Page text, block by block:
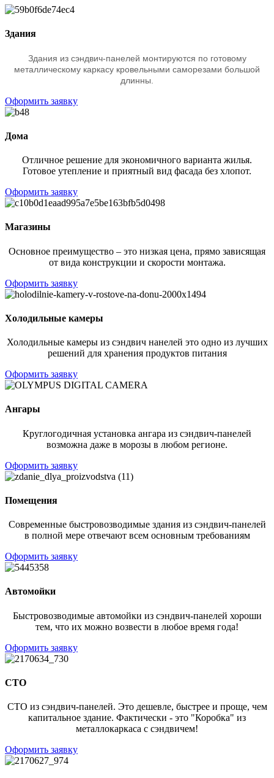
Здания
Здания из сэндвич-панелей монтируются по готовому
металлическому каркасу кровельными саморезами большой
длинны.
Оформить заявку
Дома
Отличное решение для экономичного варианта жилья.
Готовое утепление и приятный вид фасада без хлопот.
Оформить заявку
Магазины
Основное преимущество – это низкая цена, прямо зависящая
от вида конструкции и скорости монтажа.
Оформить заявку
Холодильные камеры
Холодильные камеры из сэндвич нанелей это одно из лучших
решений для хранения продуктов питания
Оформить заявку
Ангары
Круглогодичная установка ангара из сэндвич-панелей
возможна даже в морозы в любом регионе.
Оформить заявку
Помещения
Современные быстровозводимые здания из сэндвич-панелей
в полной мере отвечают всем основным требованиям
Оформить заявку
Автомойки
Быстровозводимые автомойки из сэндвич-панелей хороши
тем, что их можно возвести в любое время года!
Оформить заявку
СТО
СТО из сэндвич-панелей. Это дешевле, быстрее и проще, чем
капитальное здание. Фактически - это "Коробка" из
металлокаркаса с сэндвичем!
Оформить заявку